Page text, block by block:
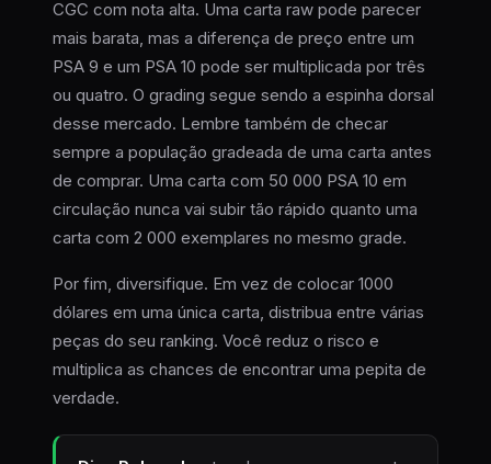
CGC com nota alta. Uma carta raw pode parecer
mais barata, mas a diferença de preço entre um
PSA 9 e um PSA 10 pode ser multiplicada por três
ou quatro. O grading segue sendo a espinha dorsal
desse mercado. Lembre também de checar
sempre a população gradeada de uma carta antes
de comprar. Uma carta com 50 000 PSA 10 em
circulação nunca vai subir tão rápido quanto uma
carta com 2 000 exemplares no mesmo grade.
Por fim, diversifique. Em vez de colocar 1000
dólares em uma única carta, distribua entre várias
peças do seu ranking. Você reduz o risco e
multiplica as chances de encontrar uma pepita de
verdade.